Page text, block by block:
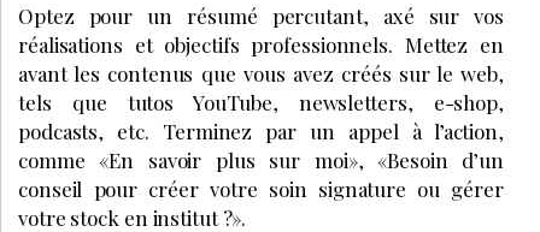
Optez pour un résumé percutant, axé sur vos
réalisations et objectifs professionnels. Mettez en
avant les contenus que vous avez créés sur le web,
tels que tutos YouTube, newsletters, e-shop,
podcasts, etc. Terminez par un appel à l’action,
comme «En savoir plus sur moi», «Besoin d’un
conseil pour créer votre soin signature ou gérer
votre stock en institut ?».